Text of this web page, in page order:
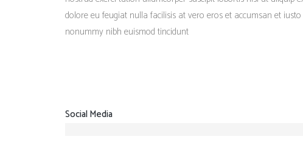
dolore eu feugiat nulla facilisis at vero eros et accumsan et
nonummy nibh euismod tincidunt
Social Media